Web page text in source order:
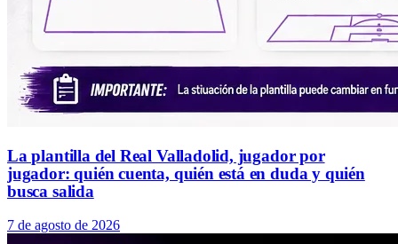
La plantilla del Real Valladolid, jugador por
jugador: quién cuenta, quién está en duda y quién
busca salida
7 de agosto de 2026